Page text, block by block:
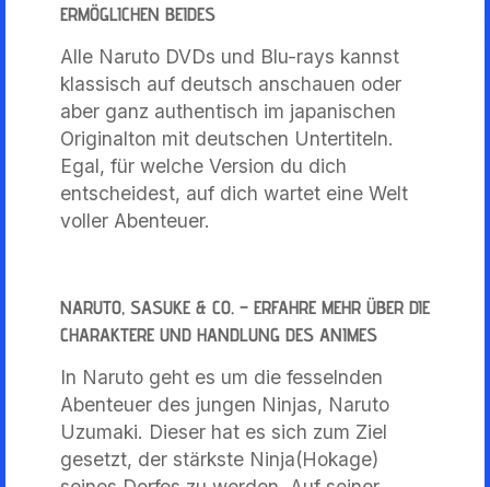
ERMÖGLICHEN BEIDES
Alle Naruto DVDs und Blu-rays kannst
klassisch auf deutsch anschauen oder
aber ganz authentisch im japanischen
Originalton mit deutschen Untertiteln.
Egal, für welche Version du dich
entscheidest, auf dich wartet eine Welt
voller Abenteuer.
NARUTO, SASUKE & CO. – ERFAHRE MEHR ÜBER DIE
CHARAKTERE UND HANDLUNG DES ANIMES
In Naruto geht es um die fesselnden
Abenteuer des jungen Ninjas, Naruto
Uzumaki. Dieser hat es sich zum Ziel
gesetzt, der stärkste Ninja(Hokage)